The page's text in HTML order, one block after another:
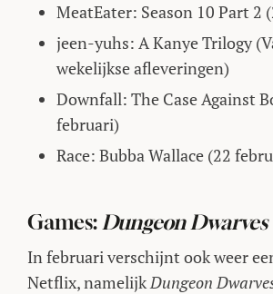
MeatEater: Season 10 Part 2
jeen-yuhs: A Kanye Trilogy
wekelijkse afleveringen)
Downfall: The Case Against
februari)
Race: Bubba Wallace (22
Games: Dungeon Dwarves
In februari verschijnt ook weer
Netflix, namelijkDungeon